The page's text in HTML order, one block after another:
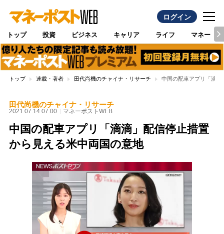
ログイン
トップ 投資 ビジネス キャリア ライフ マネー
トップ 連載・著者 田代尚機のチャイナ・リサーチ 中国の配車アプリ「滴
田代尚機のチャイナ・リサーチ
2021.07.14 07:00 マネーポストWEB
中国の配車アプリ「滴滴」配信停止措置
から見える米中両国の意地